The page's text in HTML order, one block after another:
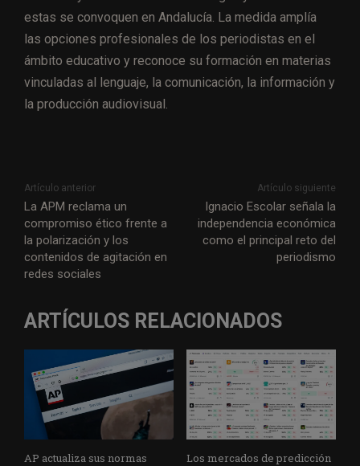
estas se convoquen en Andalucía. La medida amplía
las opciones profesionales de los periodistas en el
ámbito educativo y reconoce su formación en materias
vinculadas al lenguaje, la comunicación, la información y
la producción audiovisual.
Artículo anterior
La APM reclama un
compromiso ético frente a
la polarización y los
contenidos de agitación en
redes sociales
Artículo siguiente
Ignacio Escolar señala la
independencia económica
como el principal reto del
periodismo
ARTÍCULOS RELACIONADOS
AP actualiza sus normas
Los mercados de predicción